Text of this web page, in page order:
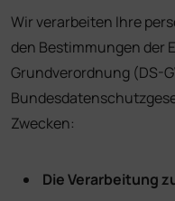
Wir verarbeiten Ihre
den Bestimmungen der
Grundverordnung (DS-
Zwecken:
Die Verarbeitung